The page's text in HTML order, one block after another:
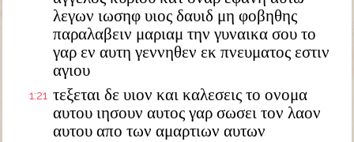
λεγων ιωσηφ υιος δαυιδ μη φοβηθης
παραλαβειν μαριαμ την γυναικα σου το
γαρ εν αυτη γεννηθεν εκ πνευματος εστιν
αγιου
1:21 τεξεται δε υιον και καλεσεις το ονομα
αυτου ιησουν αυτος γαρ σωσει τον λαον
αυτου απο των αμαρτιων αυτων